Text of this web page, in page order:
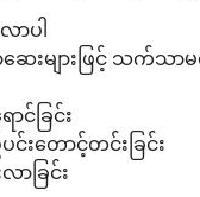
ပါ
များဖြင့် သက်သာမလ
င်ခြင်း
းတောင့်တင်းခြင်း
ာခြင်း